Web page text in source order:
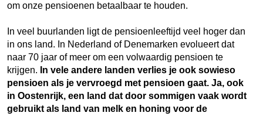
om onze pensioenen betaalbaar te houden.
In veel buurlanden ligt de pensioenleeftijd veel hoger dan
in ons land. In Nederland of Denemarken evolueert dat
naar 70 jaar of meer om een volwaardig pensioen te
krijgen. In vele andere landen verlies je ook sowieso
pensioen als je vervroegd met pensioen gaat. Ja, ook
in Oostenrijk, een land dat door sommigen vaak wordt
gebruikt als land van melk en honing voor de